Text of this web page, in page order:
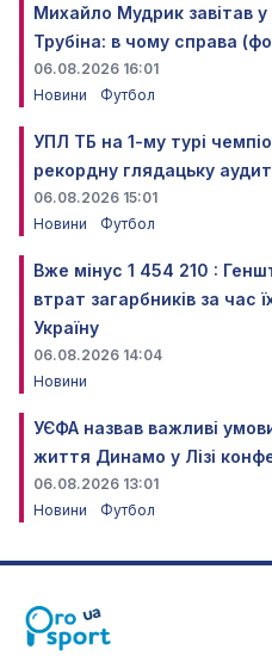
Михайло Мудрик завітав у
Трубіна: в чому справа
06.08.2026 16:01
Новини
Футбол
УПЛ ТБ на 1-му турі
рекордну глядацьку
06.08.2026 15:01
Новини
Футбол
Вже мінус 1 454 210 :
втрат загарбників за час
Україну
06.08.2026 14:04
Новини
УЄФА назвав важливі
життя Динамо у Лізі
06.08.2026 13:01
Новини
Футбол